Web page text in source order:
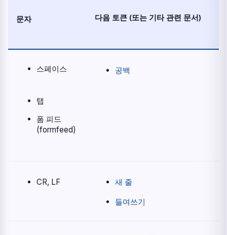
문자 다음 토큰 (또는 기타 관련 문서)
스페이스
탭
폼 피드
(formfeed)
공백
CR, LF 새 줄
들여쓰기